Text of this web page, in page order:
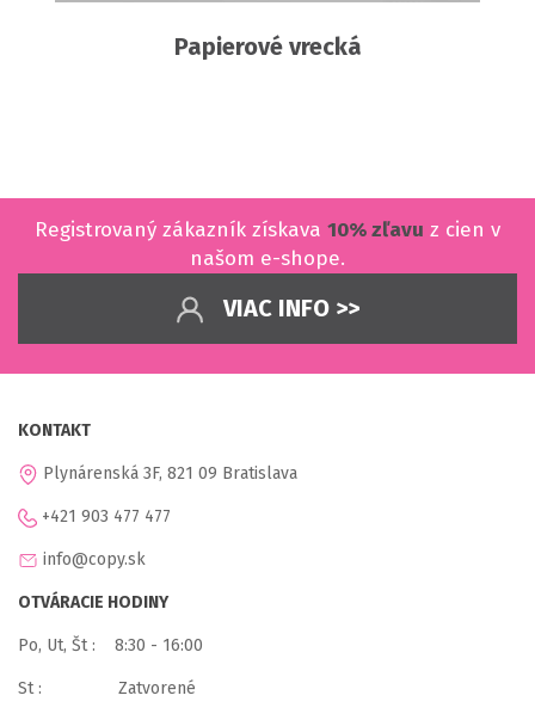
Papierové vrecká
Registrovaný zákazník získava 10% zľavu z cien v
našom e-shope.
VIAC INFO >>
KONTAKT
Plynárenská 3F, 821 09 Bratislava
+421 903 477 477
info@copy.sk
OTVÁRACIE HODINY
Po, Ut, Št : 8:30 - 16:00
St : Zatvorené